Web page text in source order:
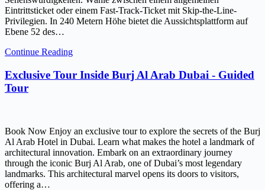
Eintrittsticket oder einem Fast-Track-Ticket mit Skip-the-Line-
Privilegien. In 240 Metern Höhe bietet die Aussichtsplattform auf
Ebene 52 des…
Continue Reading
Exclusive Tour Inside Burj Al Arab Dubai - Guided
Tour
Book Now Enjoy an exclusive tour to explore the secrets of the Burj
Al Arab Hotel in Dubai. Learn what makes the hotel a landmark of
architectural innovation. Embark on an extraordinary journey
through the iconic Burj Al Arab, one of Dubai’s most legendary
landmarks. This architectural marvel opens its doors to visitors,
offering a…